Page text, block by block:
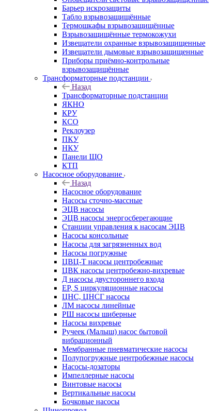
Барьер искрозащиты
Табло взрывозащищённые
Термошкафы взрывозащищённые
Взрывозащищённые термокожухи
Извещатели охранные взрывозащищенные
Извещатели дымовые взрывозащищенные
Приборы приёмно-контрольные
взрывозащищённые
Трансформаторные подстанции
Назад
Трансформаторные подстанции
ЯКНО
КРУ
КСО
Реклоузер
ПКУ
НКУ
Панели ЩО
КТП
Насосное оборудование
Назад
Насосное оборудование
Насосы сточно-массные
ЭЦВ насосы
ЭЦВ насосы энергосберегающие
Станции управления к насосам ЭЦВ
Насосы консольные
Насосы для загрязненных вод
Насосы погружные
ЦВЦ-Т насосы центробежные
ЦВК насосы центробежно-вихревые
Д насосы двустороннего входа
EP, S циркуляционные насосы
ЦНС, ЦНСГ насосы
ЛМ насосы линейные
РШ насосы шиберные
Насосы вихревые
Ручеек (Малыш) насос бытовой
вибрационный
Мембранные пневматические насосы
Полупогружные центробежные насосы
Насосы-дозаторы
Импеллерные насосы
Винтовые насосы
Вертикальные насосы
Бочковые насосы